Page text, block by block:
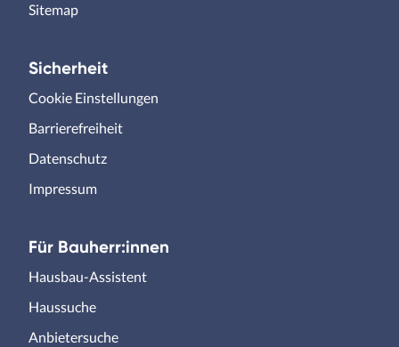
Sitemap
Sicherheit
Cookie Einstellungen
Barrierefreiheit
Datenschutz
Impressum
Für Bauherr:innen
Hausbau-Assistent
Haussuche
Anbietersuche